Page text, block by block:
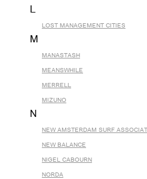
L
LOST MANAGEMENT CITIES
M
MANASTASH
MEANSWHILE
MERRELL
MIZUNO
N
NEW AMSTERDAM SURF
NEW BALANCE
NIGEL CABOURN
NORDA